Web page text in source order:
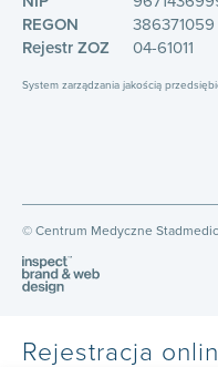
REGON
386371059
Rejestr ZOZ
04-61011
System zarządzania jakością
© Centrum Medyczne
Rejestracja